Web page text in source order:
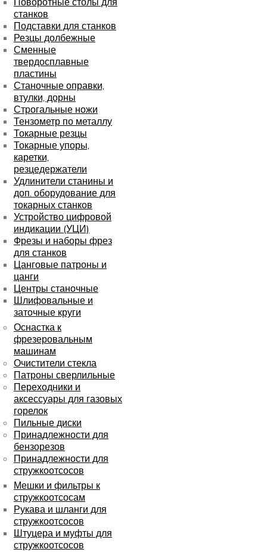
станков
Подставки для станков
Резцы долбежные
Сменные
твердосплавные
пластины
Станочные оправки,
втулки, дорны
Строгальные ножи
Тензометр по металлу
Токарные резцы
Токарные упоры,
каретки,
резцедержатели
Удлинители станины и
доп. оборудование для
токарных станков
Устройство цифровой
индикации (УЦИ)
Фрезы и наборы фрез
для станков
Цанговые патроны и
цанги
Центры станочные
Шлифовальные и
заточные круги
Оснастка к
фрезеровальным
машинам
Очистители стекла
Патроны сверлильные
Переходники и
аксессуары для газовых
горелок
Пильные диски
Принадлежности для
бензорезов
Принадлежности для
стружкоотсосов
Мешки и фильтры к
стружкоотсосам
Рукава и шланги для
стружкоотсосов
Штуцера и муфты для
стружкоотсосов